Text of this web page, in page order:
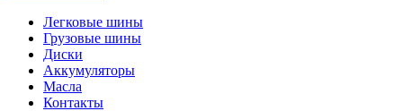
Легковые шины
Грузовые шины
Диски
Аккумуляторы
Масла
Контакты